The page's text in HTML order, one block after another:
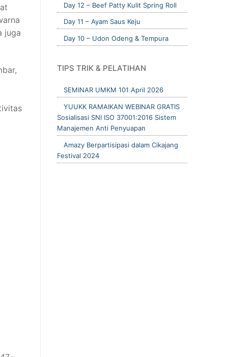
juga
Day 12 – Beef Patty Kulit Spring Roll
Day 11 – Ayam Saus Keju
Day 10 – Udon Odeng & Tempura
TIPS TRIK & PELATIHAN
SEMINAR UMKM 101 April 2026
YUUKK RAMAIKAN WEBINAR GRATIS
Sosialisasi SNI ISO 37001:2016 Sistem
Manajemen Anti Penyuapan
Amazy Berpartisipasi dalam Cikajang
Festival 2024